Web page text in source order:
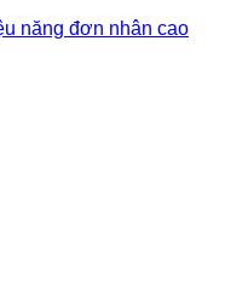
năng đơn nhân cao